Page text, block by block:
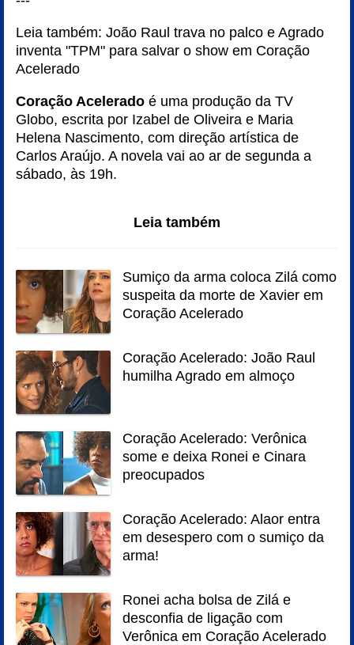
Leia também: João Raul trava no palco e Agrado
inventa "TPM" para salvar o show em Coração
Acelerado
Coração Acelerado é uma produção da TV
Globo, escrita por Izabel de Oliveira e Maria
Helena Nascimento, com direção artística de
Carlos Araújo. A novela vai ao ar de segunda a
sábado, às 19h.
Leia também
Sumiço da arma coloca Zilá como
suspeita da morte de Xavier em
Coração Acelerado
Coração Acelerado: João Raul
humilha Agrado em almoço
Coração Acelerado: Verônica
some e deixa Ronei e Cinara
preocupados
Coração Acelerado: Alaor entra
em desespero com o sumiço da
arma!
Ronei acha bolsa de Zilá e
desconfia de ligação com
Verônica em Coração Acelerado